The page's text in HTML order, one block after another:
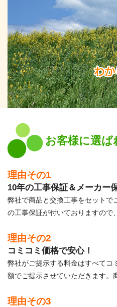
お客様に選ば
理由その1
10年の工事保証＆メーカー
弊社で商品と交換工事をセットで
の工事保証が付いておりますので
理由その2
コミコミ価格で安心！
弊社がご提示する料金はすべてコ
額でご提示させていただきます。
理由その3